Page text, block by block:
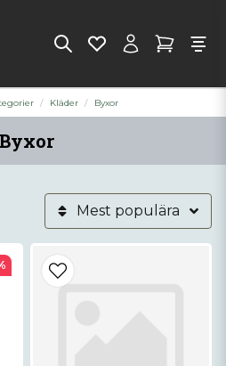
Kläder Byxor
Byxor
Mest populära